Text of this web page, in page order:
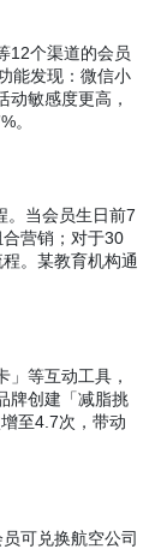
12个渠道的会员
能发现：微信小
敏感度更高，
。
。当会员生日前7
营销；对于30
。某教育机构通
等互动工具，
牌创建「减脂挑
至4.7次，带动
可兑换航空公司